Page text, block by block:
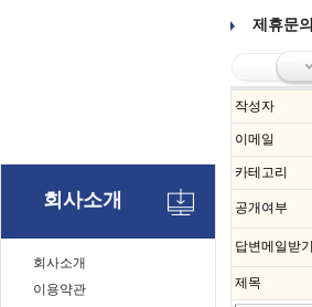
회사소개
회사소개
이용약관
제휴문의
작성자
이메일
카테고리
공개여부
답변메일받기
제목